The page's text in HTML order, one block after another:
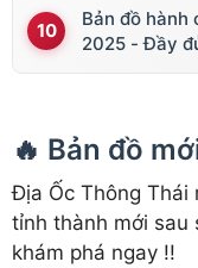
Bản đồ
2025 - Đầy
🔥 Bản đồ
Địa Ốc Thông
tỉnh thành mới sau
khám phá ngay !!